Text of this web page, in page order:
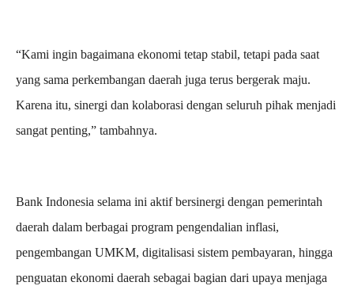
“Kami ingin bagaimana ekonomi tetap stabil, tetapi pada saat
yang sama perkembangan daerah juga terus bergerak maju.
Karena itu, sinergi dan kolaborasi dengan seluruh pihak menjadi
sangat penting,” tambahnya.
Bank Indonesia selama ini aktif bersinergi dengan pemerintah
daerah dalam berbagai program pengendalian inflasi,
pengembangan UMKM, digitalisasi sistem pembayaran, hingga
penguatan ekonomi daerah sebagai bagian dari upaya menjaga